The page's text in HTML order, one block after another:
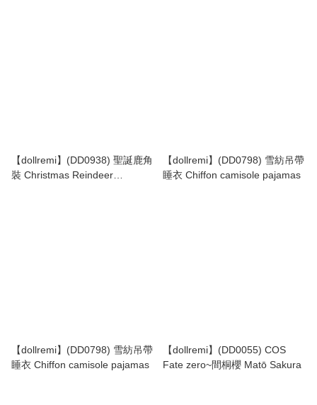
【dollremi】(DD0938) 聖誕鹿角
裝 Christmas Reindeer
【dollremi】(DD0798) 雪紡吊帶
睡衣 Chiffon camisole pajamas
【dollremi】(DD0798) 雪紡吊帶
睡衣 Chiffon camisole pajamas
【dollremi】(DD0055) COS
Fate zero~間桐櫻 Matō Sakura